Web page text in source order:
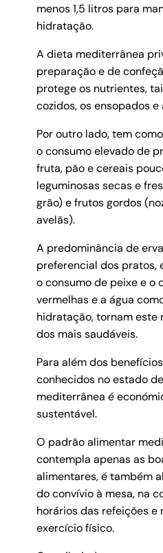
menos 1,5 litros para
hidratação.
A dieta mediterrânea
preparação e de
protege os nutrientes,
cozidos, os ensopados
Por outro lado, tem
o consumo elevado de
fruta, pão e cereais
leguminosas secas e
grão) e frutos gordos
avelãs).
A predominância de
preferencial dos pratos,
o consumo de peixe e o
vermelhas e a água
hidratação, tornam este
dos mais saudáveis.
Para além dos
conhecidos no estado
mediterrânea é
sustentável.
O padrão alimentar
contempla apenas as
alimentares, é também
do convívio à mesa, na
horários das refeições
exercício físico.